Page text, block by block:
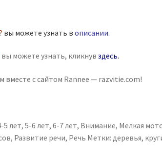
вы можете узнать в описании.
вы можете узнать, кликнув здесь.
вместе с сайтом Rannee — razvitie.com!
5 лет, 5-6 лет, 6-7 лет, Внимание, Мелкая
, Развитие речи, Речь Метки: деревья,